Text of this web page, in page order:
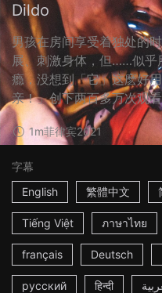
Dildo
男孩在房间享受着独处的
展、刺激身体，但……似
瘾，没想到「它」这麽好
亲！」创下两百多万次观
1m菲律宾2021
字幕
English
繁體中文
Tiếng Việt ภาษาไทย
français Deutsch
русский हिन्दी